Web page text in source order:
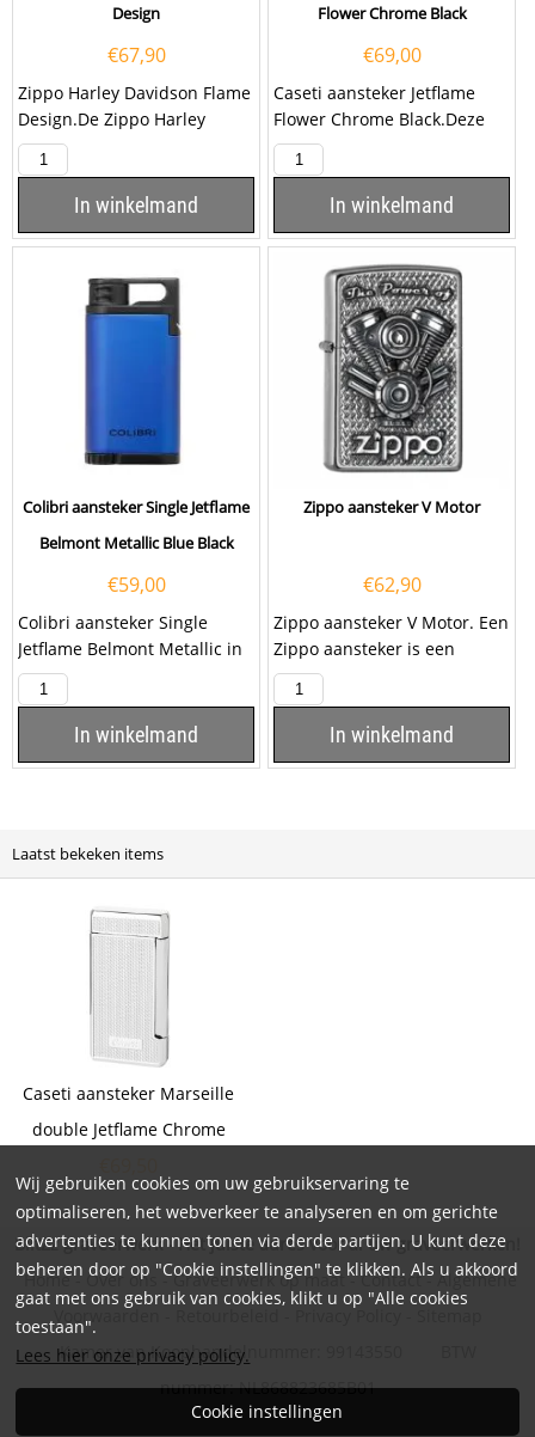
Design
€67,90
Zippo Harley Davidson Flame
Design.De Zippo Harley
Davidson Flame Design is
Satin chrome afgewerkt...
In winkelmand
Flower Chrome Black
€69,00
Caseti aansteker Jetflame
Flower Chrome Black.Deze
Caseti aansteker heeft een
Chrome Black...
In winkelmand
Colibri aansteker Single Jetflame
Belmont Metallic Blue Black
€59,00
Colibri aansteker Single
Jetflame Belmont Metallic in
de kleur Blauw-Zwart. Deze
Colibri...
In winkelmand
Zippo aansteker V Motor
€62,90
Zippo aansteker V Motor. Een
Zippo aansteker is een
kwalitatief
goede aansteker met de...
In winkelmand
Laatst bekeken items
Caseti aansteker Marseille
double Jetflame Chrome
BlitZz graveerwerk - Hét juiste adres voor al uw graveerwerken!
Home- Over ons -Graveerwerk op maat -Contact- Algemene
Voorwaarden
Privacy Policy
Kamer van Koophandelnummer: 99143550 BTW
nummer: NL868823685B01
Wij gebruiken cookies om uw gebruikservaring te
optimaliseren, het webverkeer te analyseren en om gerichte
advertenties te kunnen tonen via derde partijen. U kunt deze
beheren door op "Cookie instellingen" te klikken. Als u akkoord
gaat met ons gebruik van cookies, klikt u op "Alle cookies
toestaan".
Lees hier onze privacy policy.
Cookie instellingen